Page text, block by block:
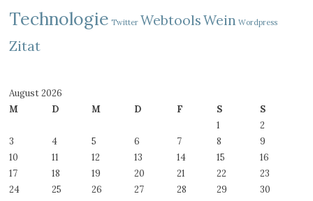
Technologie Twitter WebtoolsWein Wordpress
Zitat
August 2026
M
D M D F S
S
1
2
3
4 5 6 7 8
9
10
11 12 13 14 15
16
17
18 19 20 21 22
23
24
25 26 27 28 29
30